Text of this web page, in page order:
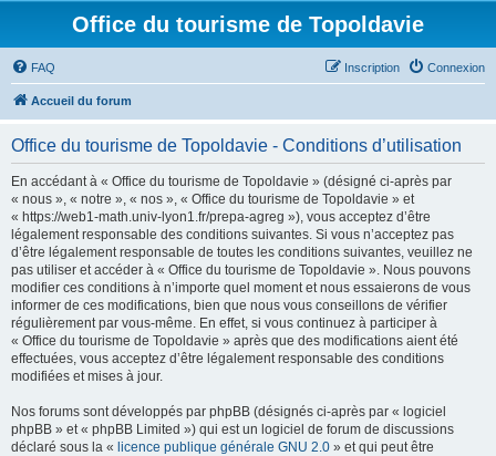
Office du tourisme de Topoldavie
FAQ Connexion
Inscription
Accueil du forum
Office du tourisme de Topoldavie - Conditions d’utilisation
En accédant à « Office du tourisme de Topoldavie » (désigné ci-après par
« nous », « notre », « nos », « Office du tourisme de Topoldavie » et
« https://web1-math.univ-lyon1.fr/prepa-agreg »), vous acceptez d’être
légalement responsable des conditions suivantes. Si vous n’acceptez pas
d’être légalement responsable de toutes les conditions suivantes, veuillez ne
pas utiliser et accéder à « Office du tourisme de Topoldavie ». Nous pouvons
modifier ces conditions à n’importe quel moment et nous essaierons de vous
informer de ces modifications, bien que nous vous conseillons de vérifier
régulièrement par vous-même. En effet, si vous continuez à participer à
« Office du tourisme de Topoldavie » après que des modifications aient été
effectuées, vous acceptez d’être légalement responsable des conditions
modifiées et mises à jour.
Nos forums sont développés par phpBB (désignés ci-après par « logiciel
phpBB » et « phpBB Limited ») qui est un logiciel de forum de discussions
déclaré sous la « licence publique générale GNU 2.0 » et qui peut être